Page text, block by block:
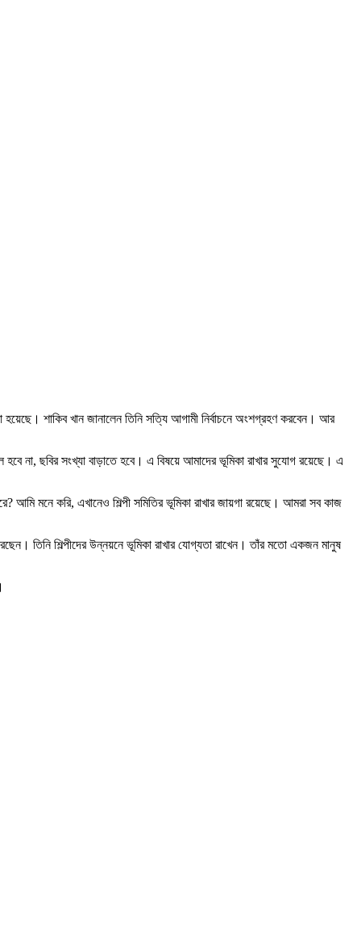
হয়েছে। শাকিব খান জানালেন তিনি সত্যি আগামী নির্বাচনে অংশগ্রহণ করবেন। আর
না, ছবির সংখ্যা বাড়াতে হবে। এ বিষয়ে আমাদের ভূমিকা রাখার সুযোগ রয়েছে। এ
আমি মনে করি, এখানেও শিল্পী সমিতির ভূমিকা রাখার জায়গা রয়েছে। আমরা সব কাজ
তিনি শিল্পীদের উন্নয়নে ভূমিকা রাখার যোগ্যতা রাখেন। তাঁর মতো একজন মানুষ